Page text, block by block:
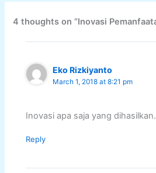
4 thoughts on “Inovasi
Eko Rizkiyanto
March 1, 2018 at 8:21 pm
Inovasi apa saja yang
Reply